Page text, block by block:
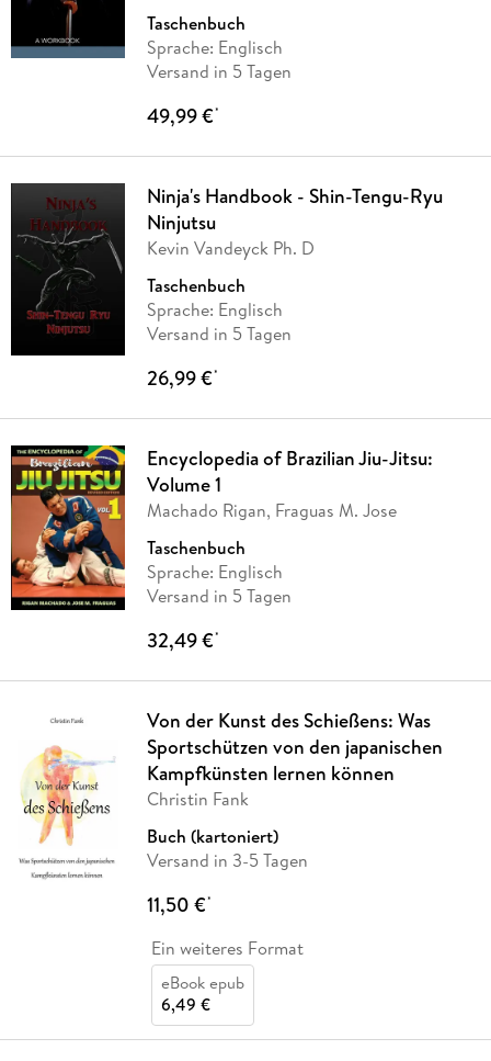
Taschenbuch
Sprache: Englisch
Versand in 5 Tagen
49,99 €*
Ninja's Handbook - Shin-Tengu-Ryu
Ninjutsu
Kevin Vandeyck Ph. D
Taschenbuch
Sprache: Englisch
Versand in 5 Tagen
26,99 €*
Encyclopedia of Brazilian Jiu-Jitsu:
Volume 1
Machado Rigan, Fraguas M. Jose
Taschenbuch
Sprache: Englisch
Versand in 5 Tagen
32,49 €*
Von der Kunst des Schießens: Was
Sportschützen von den japanischen
Kampfkünsten lernen können
Christin Fank
Buch (kartoniert)
Versand in 3-5 Tagen
11,50 €*
Ein weiteres Format
eBook epub
6,49 €